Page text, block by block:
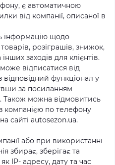
є автоматичною
від компанії, описаної в
інформацію щодо
розіграшів, знижок,
заходів для клієнтів.
відписатися від
функціонал у
за посиланням
Також можна відмовитись
компанією по телефону
сайті autosezon.ua.
або при використанні
збирає, зберігає та
IP- адресу, дату та час